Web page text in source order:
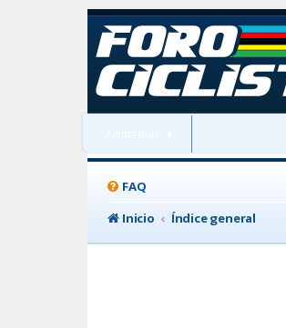
FAQ
Inicio
Índice general